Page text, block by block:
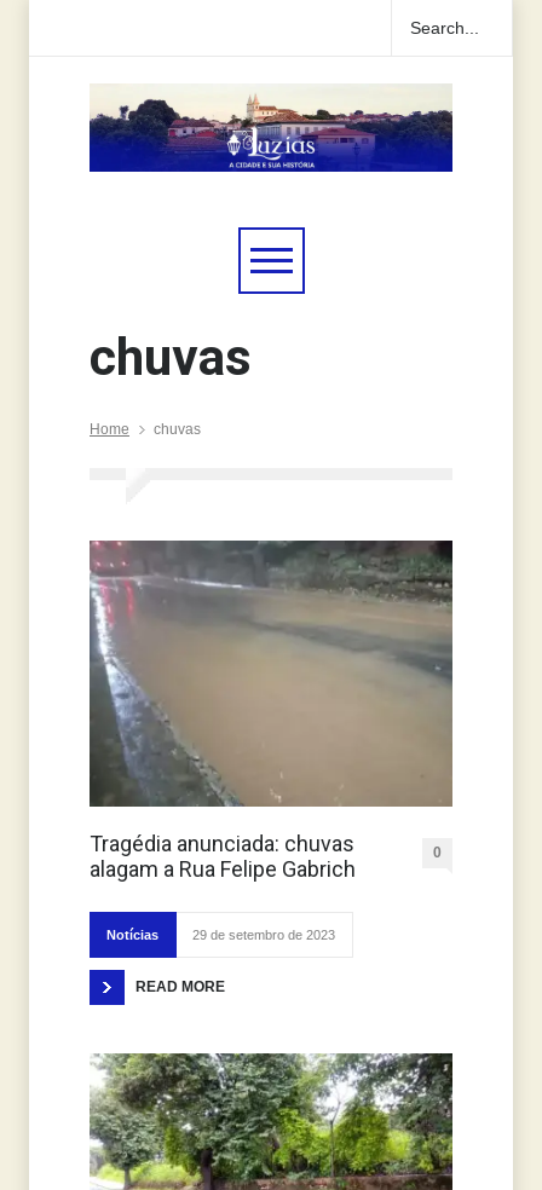
chuvas
Home chuvas
Tragédia anunciada: chuvas
alagam a Rua Felipe Gabrich
0
Notícias 29 de setembro de 2023
READ MORE